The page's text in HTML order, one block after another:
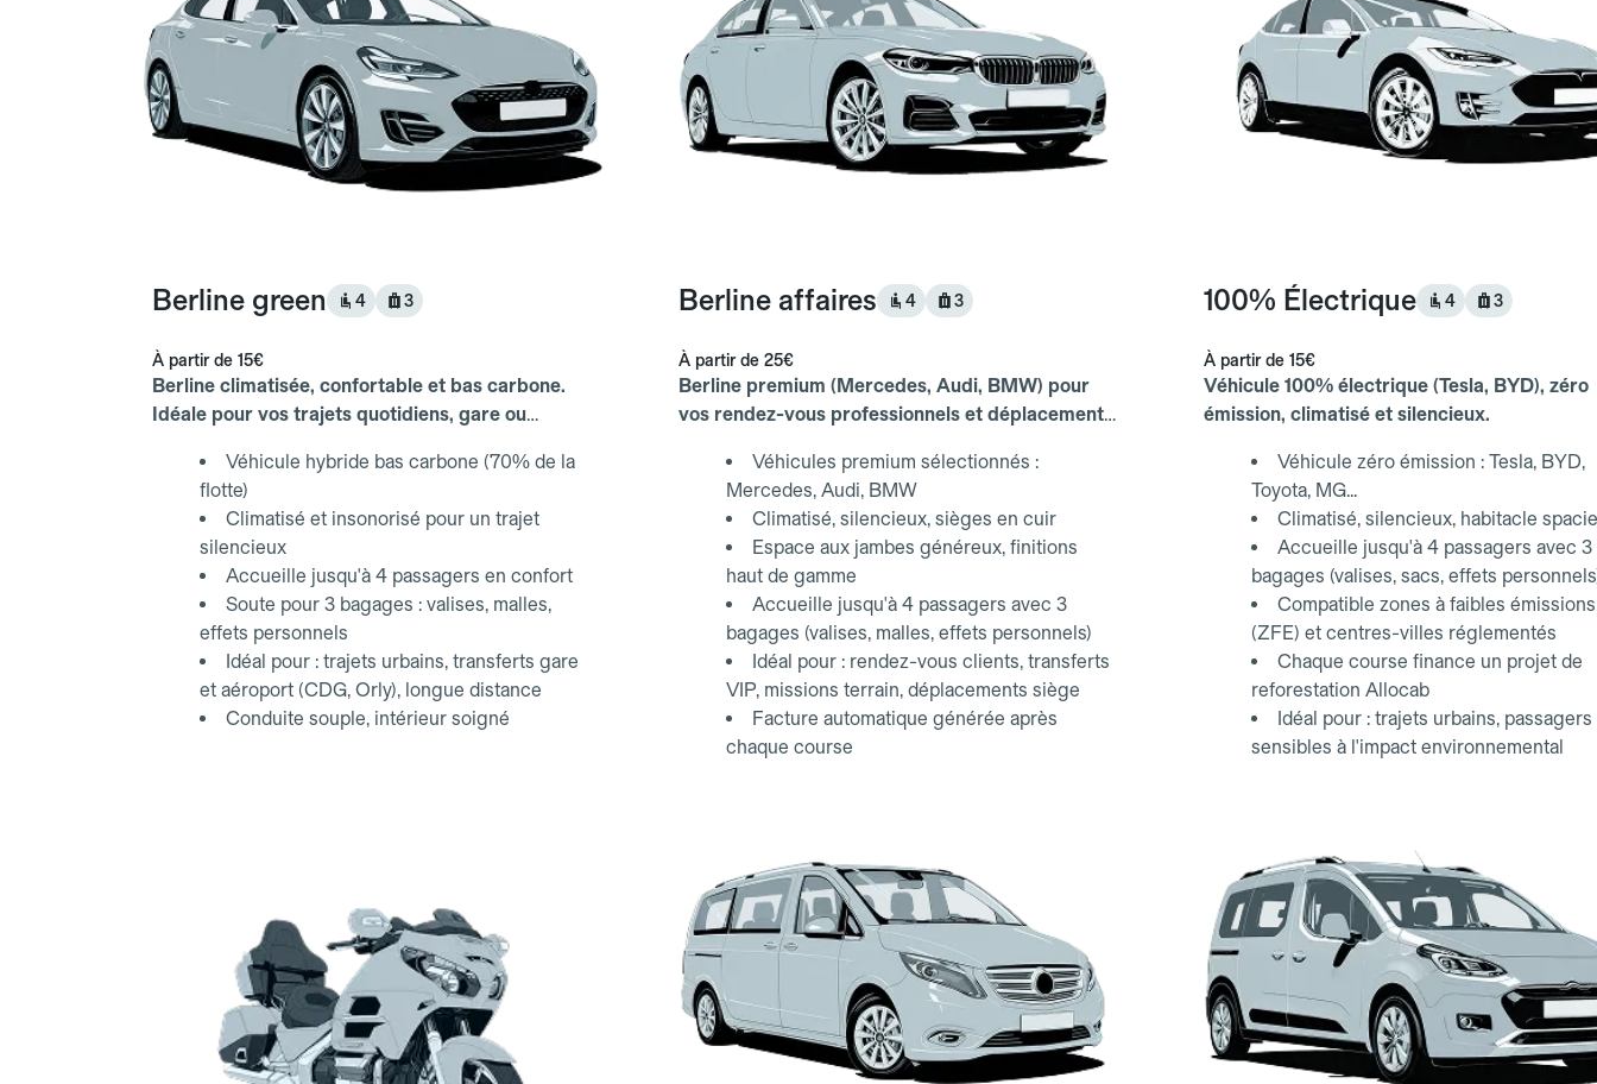
Berline green 4 3
À partir de 15€
Berline climatisée, confortable et bas carbone.
Idéale pour vos trajets quotidiens, gare ou
Véhicule hybride bas carbone (70% de la
flotte)
Climatisé et insonorisé pour un trajet
silencieux
Accueille jusqu'à 4 passagers en confort
Soute pour 3 bagages : valises, malles,
effets personnels
Idéal pour : trajets urbains, transferts gare
et aéroport (CDG, Orly), longue distance
Conduite souple, intérieur soigné
Berline affaires 4 3
À partir de 25€
Berline premium (Mercedes, Audi, BMW) pour
vos rendez-vous professionnels et déplacements
Véhicules premium sélectionnés :
Mercedes, Audi, BMW
Climatisé, silencieux, sièges en cuir
Espace aux jambes généreux, finitions
haut de gamme
Accueille jusqu'à 4 passagers avec 3
bagages (valises, malles, effets personnels)
Idéal pour : rendez-vous clients, transferts
VIP, missions terrain, déplacements siège
Facture automatique générée après
chaque course
100% Électrique 4 3
À partir de 15€
Véhicule 100% électrique (Tesla, BYD), zéro
émission, climatisé et silencieux.
Véhicule zéro émission : Tesla, BYD,
Toyota, MG...
Climatisé, silencieux, habitacle
Accueille jusqu'à 4 passagers avec 3
bagages (valises, sacs, effets
Compatible zones à faibles émissions
(ZFE) et centres-villes réglementés
Chaque course finance un projet de
reforestation Allocab
Idéal pour : trajets urbains, passagers
sensibles à l'impact environnemental